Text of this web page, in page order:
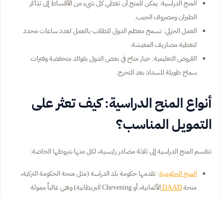
المنح الدراسية: يمكن للمنح أن تغطي كل شيء من الأقساط إلى تذاكر
الطيران ومصروف الجيب.
العمل الجزئي: تسمح معظم الدول للطلاب بالعمل لعدد ساعات محدد
لتغطية مصاريف المعيشة.
القروض التعليمية: خيار متاح في بعض الدول بفوائد منخفضة وفترات
سماح طويلة للسداد بعد التخرج.
أنواع المنح الدراسية: كيف تعثر على
التمويل المناسب؟
تنقسم المنح الدراسية إلى ثلاثة مصادر رئيسية، لكل منها شروطها الخاصة:
المنح الحكومية: تقدمها حكومة بلد الدراسة (مثل منحة الحكومة التركية،
منحةDAAD
الألمانية، أو Chevening البريطانية) وهي غالباً ممولة